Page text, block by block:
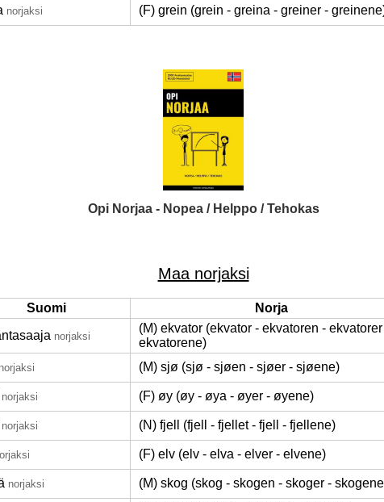
norjaksi (F) grein (grein - greina - greiner -
Opi Norjaa - Nopea / Helppo / Tehokas
Maa norjaksi
Suomi
Norja
norjaksi
(M) ekvator (ekvator - ekvatoren -
ekvatorene)
norjaksi (M) sjø (sjø - sjøen - sjøer - sjøene)
norjaksi (F) øy (øy - øya - øyer - øyene)
norjaksi (N) fjell (fjell - fjellet - fjell - fjellene)
(F) elv (elv - elva - elver - elvene)
norjaksi (M) skog (skog - skogen - skoger -